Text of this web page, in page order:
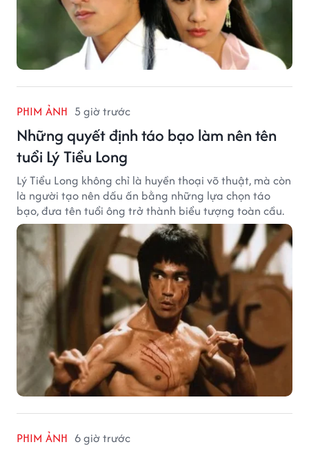
PHIM ẢNH 5 giờ trước
Những quyết định táo bạo làm nên tên
tuổi Lý Tiểu Long
Lý Tiểu Long không chỉ là huyền thoại võ thuật, mà còn
là người tạo nên dấu ấn bằng những lựa chọn táo
bạo, đưa tên tuổi ông trở thành biểu tượng toàn cầu.
PHIM ẢNH 6 giờ trước